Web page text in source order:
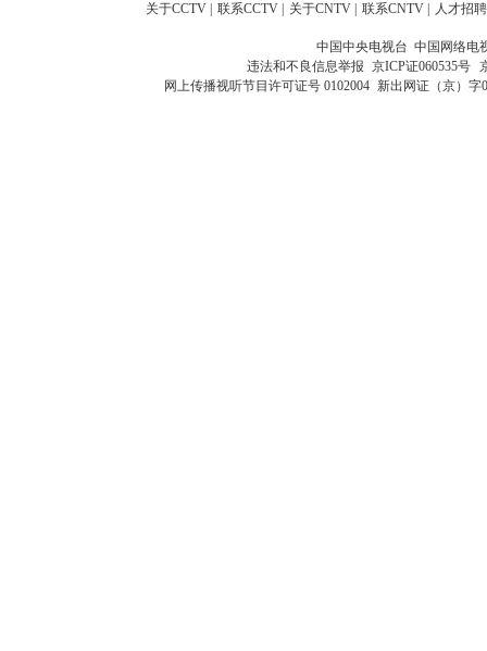
关于CCTV 联系CCTV 关于CNTV 联系CNTV 人才招聘
中国中央电视台 中国网络电
违法和不良信息举报 京ICP证060535号
网上传播视听节目许可证号 0102004 新出网证（京）